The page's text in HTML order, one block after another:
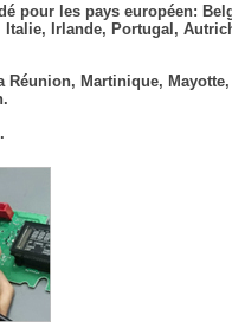
pour les pays européen:
Irlande, Portugal,
Réunion, Martinique,